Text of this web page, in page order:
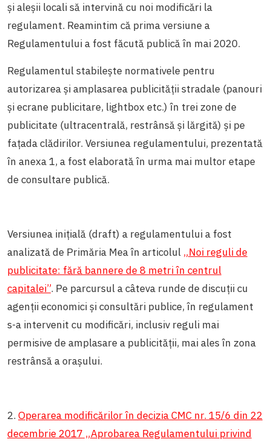
și aleșii locali să intervină cu noi modificări la
regulament. Reamintim că prima versiune a
Regulamentului a fost făcută publică în mai 2020.
Regulamentul stabilește normativele pentru
autorizarea și amplasarea publicității stradale (panouri
și ecrane publicitare, lightbox etc.) în trei zone de
publicitate (ultracentrală, restrânsă și lărgită) și pe
fațada clădirilor. Versiunea regulamentului, prezentată
în anexa 1, a fost elaborată în urma mai multor etape
de consultare publică.
Versiunea inițială (draft) a regulamentului a fost
analizată de Primăria Mea în articolul „Noi reguli de
publicitate: fără bannere de 8 metri în centrul
capitalei”. Pe parcursul a câteva runde de discuții cu
agenții economici și consultări publice, în regulament
s-a intervenit cu modificări, inclusiv reguli mai
permisive de amplasare a publicității, mai ales în zona
restrânsă a orașului.
2. Operarea modificărilor în decizia CMC nr. 15/6 din 22
decembrie 2017 „Aprobarea Regulamentului privind